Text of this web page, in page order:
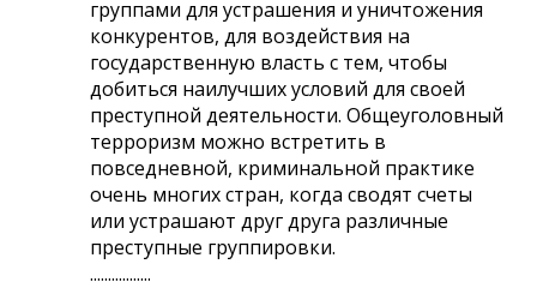
группами для устрашения и уничтожения
конкурентов, для воздействия на
государственную власть с тем, чтобы
добиться наилучших условий для своей
преступной деятельности. Общеуголовный
терроризм можно встретить в
повседневной, криминальной практике
очень многих стран, когда сводят счеты
или устрашают друг друга различные
преступные группировки.
.................